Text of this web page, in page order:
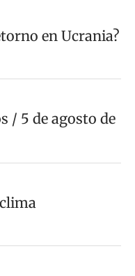
en Ucrania?
/ 5 de agosto de